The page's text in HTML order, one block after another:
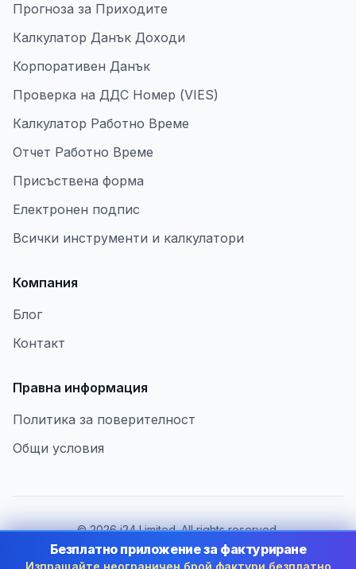
Прогноза за Приходите
Калкулатор Данък Доходи
Корпоративен Данък
Проверка на ДДС Номер (VIES)
Калкулатор Работно Време
Отчет Работно Време
Присъствена форма
Електронен подпис
Всички инструменти и калкулатори
Компания
Блог
Контакт
Правна информация
Политика за поверителност
Общи условия
©2026i24 Limited. All rights reserved.
В услуга на бизнеса в Bulgaria
Безплатно приложение за фактуриране
Изпращайте неограничен брой фактури безплатно